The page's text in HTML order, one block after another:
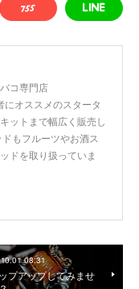
コ専門店
にオススメのスタータ
ットまで幅広く販売し
もフルーツやお酒ス
ドを取り扱っていま
08:31
プアップしてみませ